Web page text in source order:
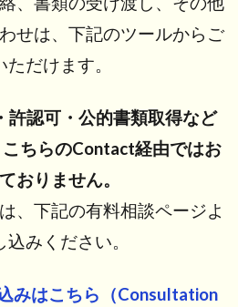
せは、下記のツールからご
ただけます。
認可・公的書類取得など
ちらのContact経由ではお
おりません。
、下記の有料相談ページよ
込みください。
みはこちら（Consultation